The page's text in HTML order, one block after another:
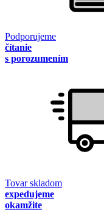
Podporujeme
čítanie
s porozumením
Tovar skladom
expedujeme
okamžite